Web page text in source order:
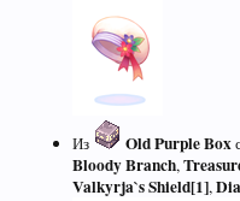
Из Old Purple Box
Bloody Branch,
Valkyrja`s Shield[1],